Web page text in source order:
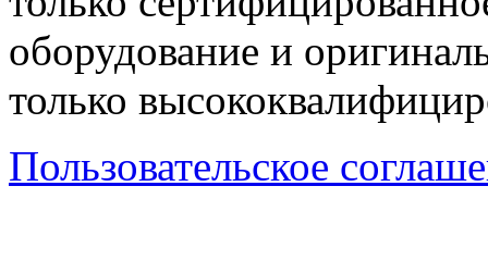
оборудование и
только
Пользовательское